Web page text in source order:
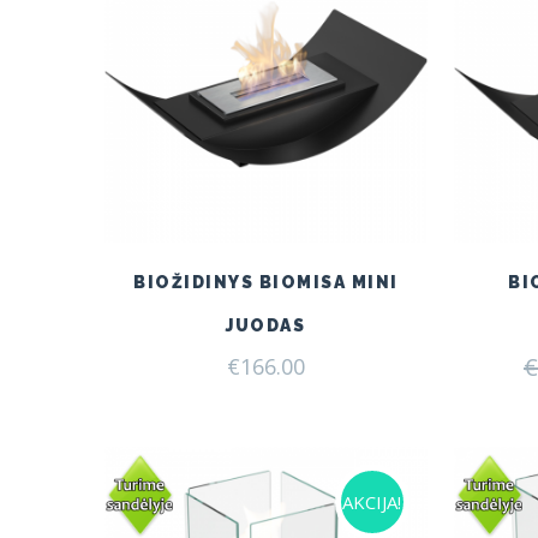
BIOŽIDINYS BIOMISA MINI
JUODAS
€166.00 €
AKCIJA!